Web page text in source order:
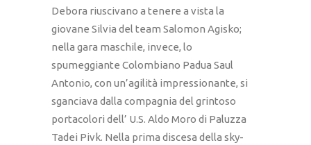
Debora riuscivano a tenere a vista la
giovane Silvia del team Salomon Agisko;
nella gara maschile, invece, lo
spumeggiante Colombiano Padua Saul
Antonio, con un’agilità impressionante, si
sganciava dalla compagnia del grintoso
portacolori dell’ U.S. Aldo Moro di Paluzza
Tadei Pivk. Nella prima discesa della sky-